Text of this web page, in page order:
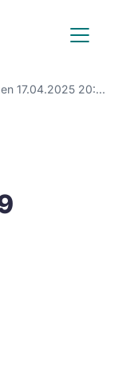
Anmeldung zu Veranstaltungen 17.04.2025 20:12:19